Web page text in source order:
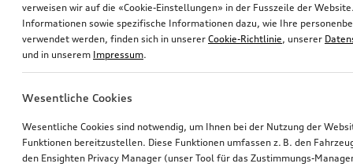
verweisen wir auf die «Cookie-Einstellungen» in der Fusszeile der
Informationen sowie spezifische Informationen dazu, wie Ihre
verwendet werden, finden sich in unserer Cookie-Richtlinie, unserer
und in unserem Impressum.
Wesentliche Cookies
Wesentliche Cookies sind notwendig, um Ihnen bei der Nutzung der
Funktionen bereitzustellen. Diese Funktionen umfassen z. B. den
den Ensighten Privacy Manager (unser Tool für das Zustimmungs-